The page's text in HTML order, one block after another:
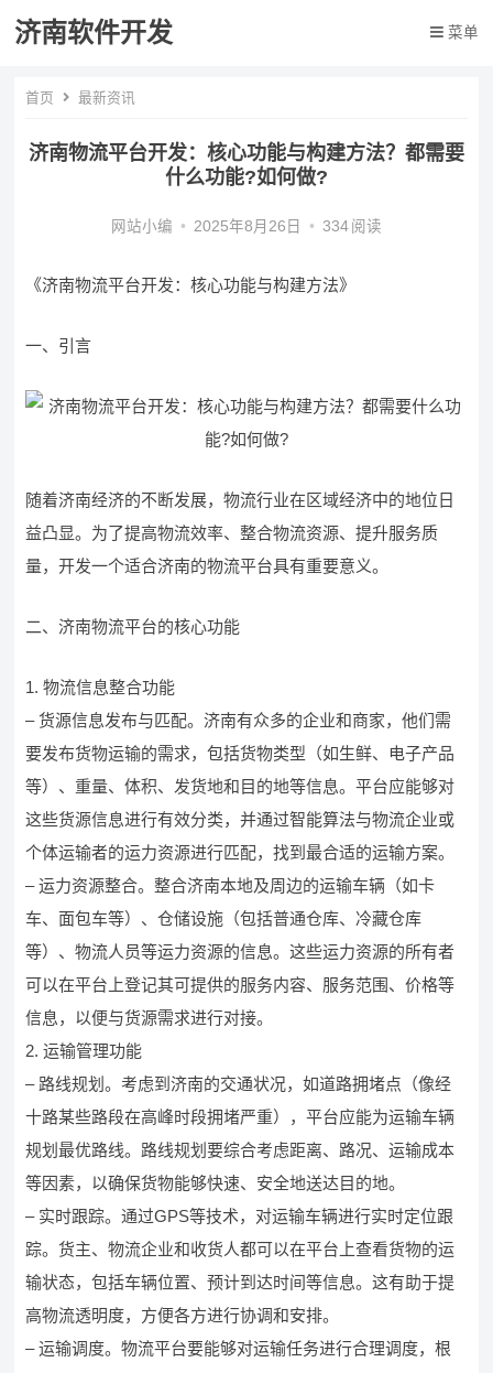
济南软件开发 菜单
首页 最新资讯
济南物流平台开发：核心功能与构建方法？都需要
什么功能?如何做?
网站小编 • 2025年8月26日 • 334 阅读
《济南物流平台开发：核心功能与构建方法》
一、引言
随着济南经济的不断发展，物流行业在区域经济中的地位日
益凸显。为了提高物流效率、整合物流资源、提升服务质
量，开发一个适合济南的物流平台具有重要意义。
二、济南物流平台的核心功能
1. 物流信息整合功能
– 货源信息发布与匹配。济南有众多的企业和商家，他们需
要发布货物运输的需求，包括货物类型（如生鲜、电子产品
等）、重量、体积、发货地和目的地等信息。平台应能够对
这些货源信息进行有效分类，并通过智能算法与物流企业或
个体运输者的运力资源进行匹配，找到最合适的运输方案。
– 运力资源整合。整合济南本地及周边的运输车辆（如卡
车、面包车等）、仓储设施（包括普通仓库、冷藏仓库
等）、物流人员等运力资源的信息。这些运力资源的所有者
可以在平台上登记其可提供的服务内容、服务范围、价格等
信息，以便与货源需求进行对接。
2. 运输管理功能
– 路线规划。考虑到济南的交通状况，如道路拥堵点（像经
十路某些路段在高峰时段拥堵严重），平台应能为运输车辆
规划最优路线。路线规划要综合考虑距离、路况、运输成本
等因素，以确保货物能够快速、安全地送达目的地。
– 实时跟踪。通过GPS等技术，对运输车辆进行实时定位跟
踪。货主、物流企业和收货人都可以在平台上查看货物的运
输状态，包括车辆位置、预计到达时间等信息。这有助于提
高物流透明度，方便各方进行协调和安排。
– 运输调度。物流平台要能够对运输任务进行合理调度，根